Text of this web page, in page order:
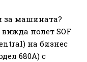
за машината?
полет SOF
на бизнес
680A) с